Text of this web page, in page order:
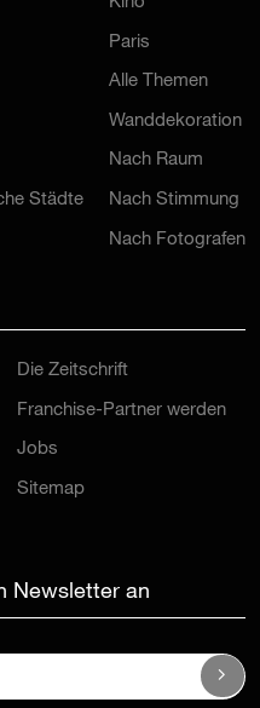
Städte
Paris
Alle Themen
Wanddekoration
Nach Raum
Nach Stimmung
Nach Fotografen
Franchise-Partner werden
Jobs
Sitemap